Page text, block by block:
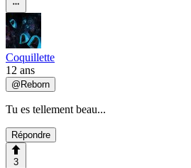
Coquillette
12 ans
@ Reborn
Tu es tellement beau...
Répondre
3